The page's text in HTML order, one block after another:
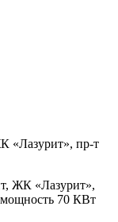
«Лазурит», пр-т
ЖК «Лазурит»,
мощность 70 КВт